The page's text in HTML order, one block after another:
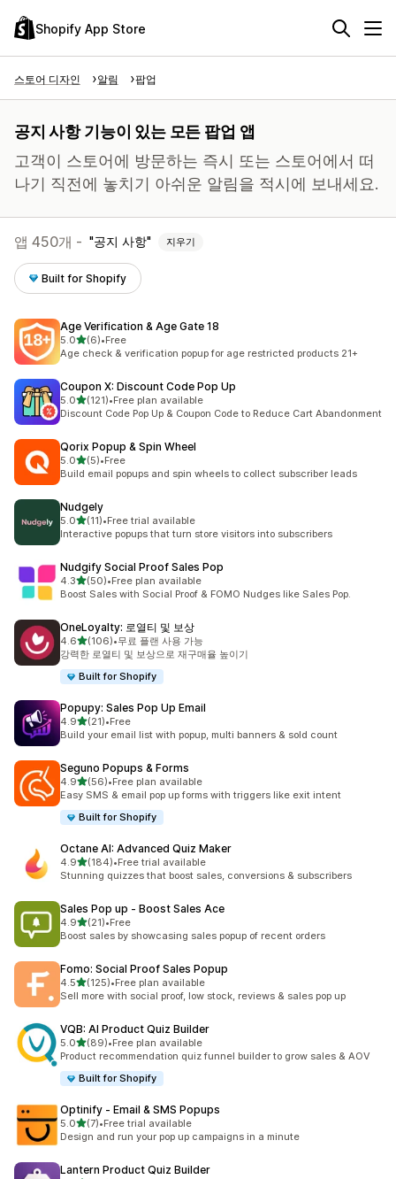
Shopify App Store
스토어 디자인 알림 팝업
공지 사항 기능이 있는 모든 팝업 앱
고객이 스토어에 방문하는 즉시 또는 스토어에서 떠
나기 직전에 놓치기 아쉬운 알림을 적시에 보내세요.
앱 450개 - 공지 사항 지우기
Built for Shopify
Age Verification & Age Gate 18
5.0별 5개 중
(6)
총 리뷰 6개
•Free
Age check & verification popup for age restricted products 21+
Coupon X: Discount Code Pop Up
5.0별 5개 중
(121)
총 리뷰 121개
•Free plan available
Discount Code Pop Up & Coupon Code to Reduce Cart Abandonment
Qorix Popup & Spin Wheel
5.0별 5개 중
(5)
총 리뷰 5개
•Free
Build email popups and spin wheels to collect subscriber leads
Nudgely
5.0별 5개 중
(11)
총 리뷰 11개
•Free trial available
Interactive popups that turn store visitors into subscribers
Nudgify Social Proof Sales Pop
4.3별 5개 중
(50)
총 리뷰 50개
•Free plan available
Boost Sales with Social Proof & FOMO Nudges like Sales Pop.
OneLoyalty: 로열티 및 보상
4.6별 5개 중
(106)
총 리뷰 106개
•무료 플랜 사용 가능
강력한 로열티 및 보상으로 재구매율 높이기
Built for Shopify
Popupy: Sales Pop Up Email
4.9별 5개 중
(21)
총 리뷰 21개
•Free
Build your email list with popup, multi banners & sold count
Seguno Popups & Forms
4.9별 5개 중
(56)
총 리뷰 56개
•Free plan available
Easy SMS & email pop up forms with triggers like exit intent
Built for Shopify
Octane AI: Advanced Quiz Maker
4.9별 5개 중
(184)
총 리뷰 184개
•Free trial available
Stunning quizzes that boost sales, conversions & subscribers
Sales Pop up ‑ Boost Sales Ace
4.9별 5개 중
(21)
총 리뷰 21개
•Free
Boost sales by showcasing sales popup of recent orders
Fomo: Social Proof Sales Popup
4.5별 5개 중
(125)
총 리뷰 125개
•Free plan available
Sell more with social proof, low stock, reviews & sales pop up
VQB: AI Product Quiz Builder
5.0별 5개 중
(89)
총 리뷰 89개
•Free plan available
Product recommendation quiz funnel builder to grow sales & AOV
Built for Shopify
Optinify ‑ Email & SMS Popups
5.0별 5개 중
(7)
총 리뷰 7개
•Free trial available
Design and run your pop up campaigns in a minute
Lantern Product Quiz Builder